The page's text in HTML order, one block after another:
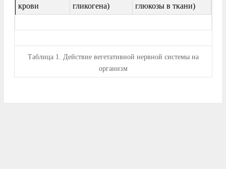
крови
гликогена)
глюкозы в ткани)
Таблица 1. Действие вегетативной нервной системы на
организм